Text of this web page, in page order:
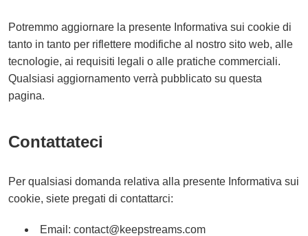
Potremmo aggiornare la presente Informativa sui cookie di
tanto in tanto per riflettere modifiche al nostro sito web, alle
tecnologie, ai requisiti legali o alle pratiche commerciali.
Qualsiasi aggiornamento verrà pubblicato su questa
pagina.
Contattateci
Per qualsiasi domanda relativa alla presente Informativa sui
cookie, siete pregati di contattarci:
Email: contact@keepstreams.com